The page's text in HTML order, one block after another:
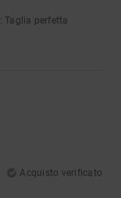
: Taglia perfetta
Acquisto verificato